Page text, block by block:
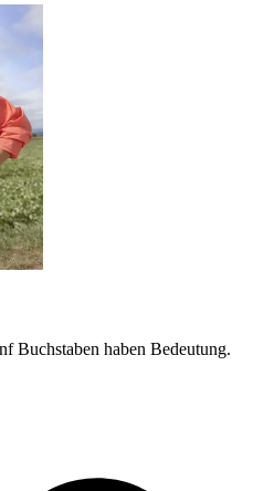
Buchstaben haben Bedeutung.